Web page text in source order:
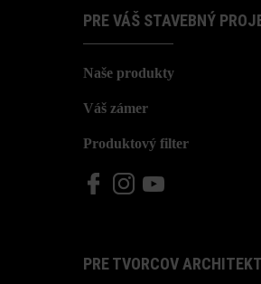
PRE VÁŠ STAVEBNÝ
Naše produkty
Váš zámer
Produktový filter
PRE TVORCOV